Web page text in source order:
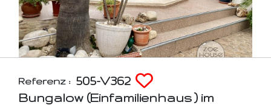
Referenz : 505-V362
Bungalow (Einfamilienhaus ) im